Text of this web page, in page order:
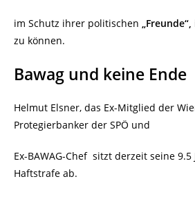
im Schutz ihrer politischen „Freunde“,
zu können.
Bawag und keine Ende
Helmut Elsner, das Ex-Mitglied der
Protegierbanker der SPÖ und
Ex-BAWAG-Chef sitzt derzeit seine
Haftstrafe ab.